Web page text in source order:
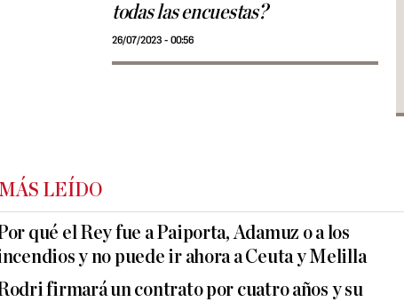
todas las encuestas?
26/07/2023 - 00:56
LEÍDO
qué el Rey fue a Paiporta, Adamuz o a los
y no puede ir ahora a Ceuta y Melilla
firmará un contrato por cuatro años y su